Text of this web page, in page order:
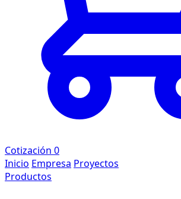
Cotización 0
Inicio Empresa Proyectos
Productos